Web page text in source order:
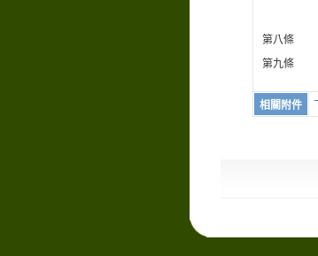
第八條
第九條
相關附件